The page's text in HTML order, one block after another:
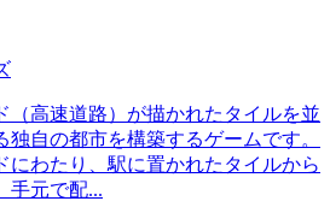
（高速道路）が描かれたタイルを並
自の都市を構築するゲームです。
にわたり、駅に置かれたタイルから
手元で配...